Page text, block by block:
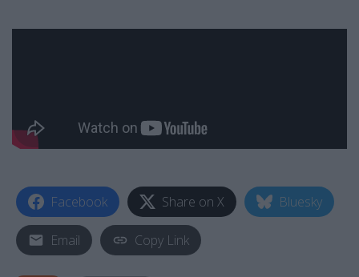
Facebook Share on X Bluesky
Email Copy Link